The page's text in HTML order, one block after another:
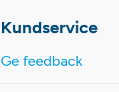
Kundservice
Ge feedback